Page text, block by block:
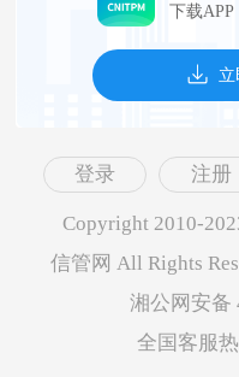
下载
立
登录 注册
Copyright 2010-
信管网 All Rights
湘公网安备
全国客服